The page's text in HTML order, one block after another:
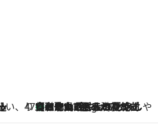
47都道府県の手みやげ ひんやりスイーツで夏を満喫
3 Hours Ago
【和歌山県】この夏絶対食べたい 冷やしておいしいおやつ3選 みかんがごろっと丸ごと入ったジュレ